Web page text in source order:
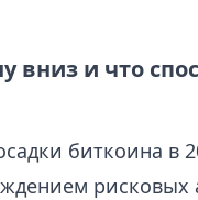
вниз и что
биткоина в
рисковых